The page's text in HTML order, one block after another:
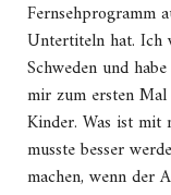
Fernsehprogramm
Untertiteln hat.
Schweden und
mir zum ersten
Kinder. Was ist mit
musste besser
machen, wenn der